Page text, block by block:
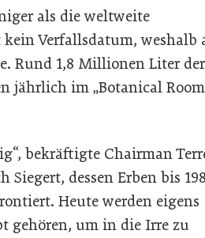
als die weltweite
Verfallsdatum, weshalb
Rund 1,8 Millionen Liter der
jährlich im „Botanical
bekräftigte Chairman
Siegert, dessen Erben bis
Heute werden eigens
gehören, um in die Irre zu